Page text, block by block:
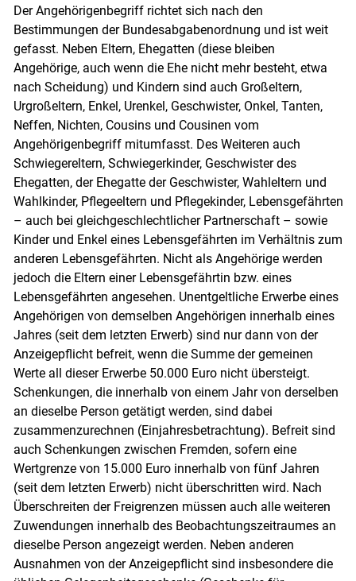
Der Angehörigenbegriff richtet sich nach den
Bestimmungen der Bundesabgabenordnung und ist weit
gefasst. Neben Eltern, Ehegatten (diese bleiben
Angehörige, auch wenn die Ehe nicht mehr besteht, etwa
nach Scheidung) und Kindern sind auch Großeltern,
Urgroßeltern, Enkel, Urenkel, Geschwister, Onkel, Tanten,
Neffen, Nichten, Cousins und Cousinen vom
Angehörigenbegriff mitumfasst. Des Weiteren auch
Schwiegereltern, Schwiegerkinder, Geschwister des
Ehegatten, der Ehegatte der Geschwister, Wahleltern und
Wahlkinder, Pflegeeltern und Pflegekinder, Lebensgefährten
– auch bei gleichgeschlechtlicher Partnerschaft – sowie
Kinder und Enkel eines Lebensgefährten im Verhältnis zum
anderen Lebensgefährten. Nicht als Angehörige werden
jedoch die Eltern einer Lebensgefährtin bzw. eines
Lebensgefährten angesehen. Unentgeltliche Erwerbe eines
Angehörigen von demselben Angehörigen innerhalb eines
Jahres (seit dem letzten Erwerb) sind nur dann von der
Anzeigepflicht befreit, wenn die Summe der gemeinen
Werte all dieser Erwerbe 50.000 Euro nicht übersteigt.
Schenkungen, die innerhalb von einem Jahr von derselben
an dieselbe Person getätigt werden, sind dabei
zusammenzurechnen (Einjahresbetrachtung). Befreit sind
auch Schenkungen zwischen Fremden, sofern eine
Wertgrenze von 15.000 Euro innerhalb von fünf Jahren
(seit dem letzten Erwerb) nicht überschritten wird. Nach
Überschreiten der Freigrenzen müssen auch alle weiteren
Zuwendungen innerhalb des Beobachtungszeitraumes an
dieselbe Person angezeigt werden. Neben anderen
Ausnahmen von der Anzeigepflicht sind insbesondere die